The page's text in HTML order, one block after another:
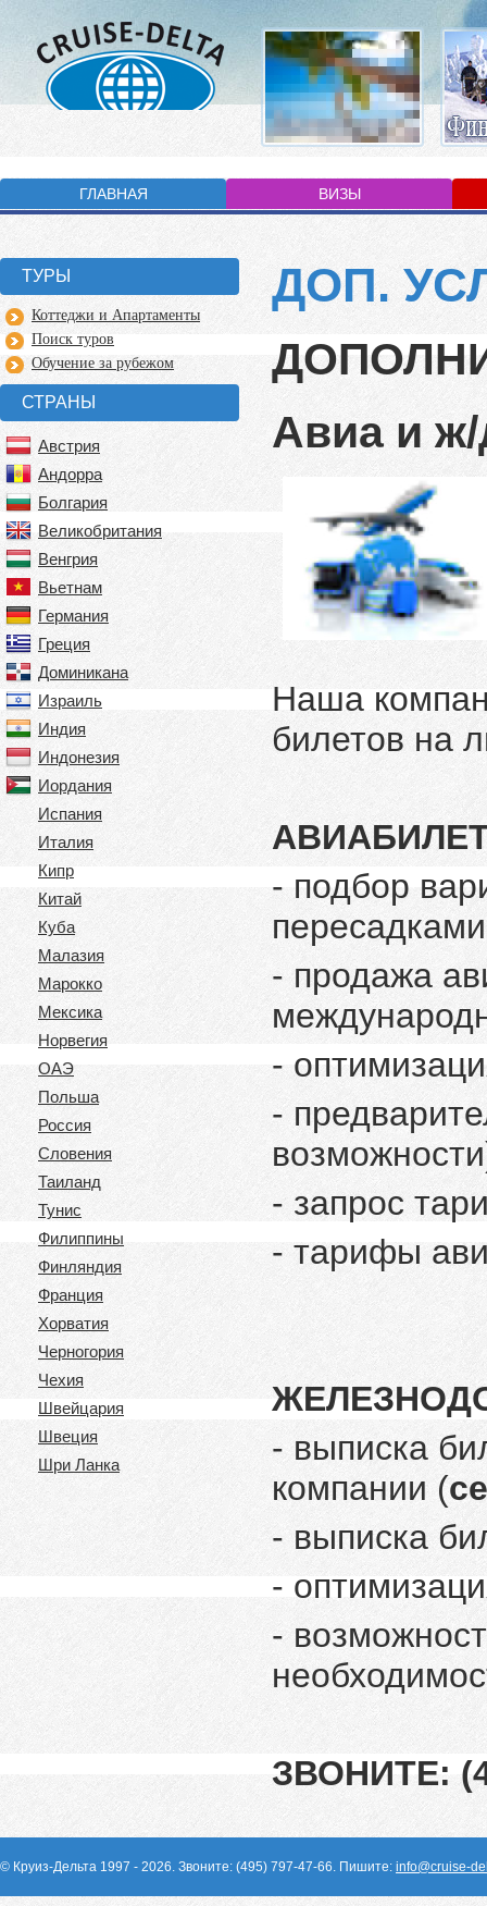
ГЛАВНАЯ ВИЗЫ
ТУРЫ
Коттеджи и Апартаменты
Поиск туров
Обучение за рубежом
СТРАНЫ
Австрия
Андорра
Болгария
Великобритания
Венгрия
Вьетнам
Германия
Греция
Доминикана
Израиль
Индия
Индонезия
Иордания
Испания
Италия
Кипр
Китай
Куба
Малазия
Марокко
Мексика
Норвегия
ОАЭ
Польша
Россия
Словения
Таиланд
Тунис
Филиппины
Финляндия
Франция
Хорватия
Черногория
Чехия
Швейцария
Швеция
Шри Ланка
ДОП.
Авиа и
Наша
билетов на
- подбор
- продажа
-
-
- запрос
- тарифы
- выписка
компании (
- выписка
-
-
ЗВОНИТЕ:
© Круиз-Дельта 1997 - 2026. Звоните: (495) 797-47-66. Пишите: info@cruise-